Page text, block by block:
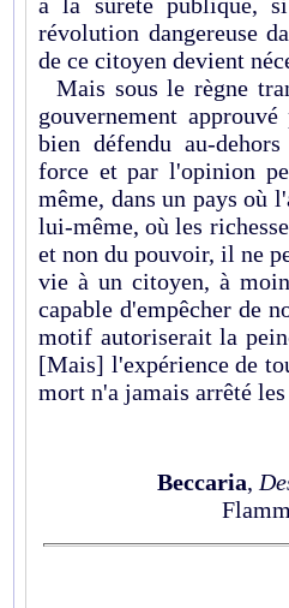
révolution dangereuse
de ce citoyen devient
Mais sous le règne
gouvernement
bien défendu au-
force et par l'opinion
même, dans un pays où
lui-même, où les
et non du pouvoir, il ne
vie à un citoyen, à
capable d'empêcher de
motif autoriserait la
[Mais] l'expérience de
mort n'a jamais arrêté
Beccaria,